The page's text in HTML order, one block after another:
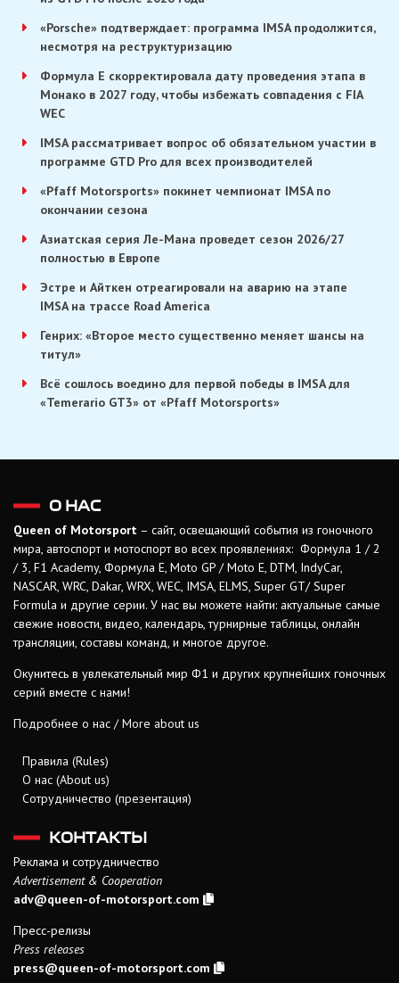
«Porsche» подтверждает: программа IMSA продолжится,
несмотря на реструктуризацию
Формула E скорректировала дату проведения этапа в
Монако в 2027 году, чтобы избежать совпадения с FIA
WEC
IMSA рассматривает вопрос об обязательном участии в
программе GTD Pro для всех производителей
«Pfaff Motorsports» покинет чемпионат IMSA по
окончании сезона
Азиатская серия Ле-Мана проведет сезон 2026/27
полностью в Европе
Эстре и Айткен отреагировали на аварию на этапе
IMSA на трассе Road America
Генрих: «Второе место существенно меняет шансы на
титул»
Всё сошлось воедино для первой победы в IMSA для
«Temerario GT3» от «Pfaff Motorsports»
О НАС
Queen of Motorsport – сайт, освещающий события из гоночного
мира, автоспорт и мотоспорт во всех проявлениях: Формула 1 / 2
/ 3, F1 Academy, Формула Е, Moto GP / Moto E, DTM, IndyCar,
NASCAR, WRC, Dakar, WRX, WEC, IMSA, ELMS, Super GT/ Super
Formula и другие серии. У нас вы можете найти: актуальные самые
свежие новости, видео, календарь, турнирные таблицы, онлайн
трансляции, составы команд, и многое другое.
Окунитесь в увлекательный мир Ф1 и других крупнейших гоночных
серий вместе с нами!
Подробнее о нас / More about us
Правила (Rules)
О нас (About us)
Сотрудничество (презентация)
КОНТАКТЫ
Реклама и сотрудничество
Advertisement & Cooperation
adv@queen-of-motorsport.com
Пресс-релизы
Press releases
press@queen-of-motorsport.com